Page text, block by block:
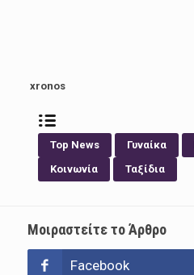
xronos
Top News Γυναίκα
Κοινωνία
Ταξίδια
Μοιραστείτε το Άρθρο
Facebook